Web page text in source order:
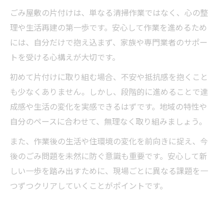
ごみ屋敷の片付けは、単なる清掃作業ではなく、心の整
理や生活再建の第一歩です。安心して作業を進めるため
には、自分だけで抱え込まず、家族や専門業者のサポー
トを受ける心構えが大切です。
初めて片付けに取り組む場合、不安や抵抗感を抱くこと
も少なくありません。しかし、段階的に進めることで達
成感や生活の変化を実感できるはずです。地域の特性や
自分のペースに合わせて、無理なく取り組みましょう。
また、作業後の生活や住環境の変化を前向きに捉え、今
後のごみ問題を未然に防ぐ意識も重要です。安心して新
しい一歩を踏み出すために、現場ごとに異なる課題を一
つずつクリアしていくことがポイントです。